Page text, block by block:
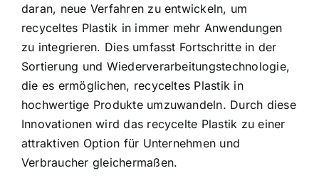
daran, neue Verfahren zu entwickeln, um
recyceltes Plastik in immer mehr Anwendungen
zu integrieren. Dies umfasst Fortschritte in der
Sortierung und Wiederverarbeitungstechnologie,
die es ermöglichen, recyceltes Plastik in
hochwertige Produkte umzuwandeln. Durch diese
Innovationen wird das recycelte Plastik zu einer
attraktiven Option für Unternehmen und
Verbraucher gleichermaßen.